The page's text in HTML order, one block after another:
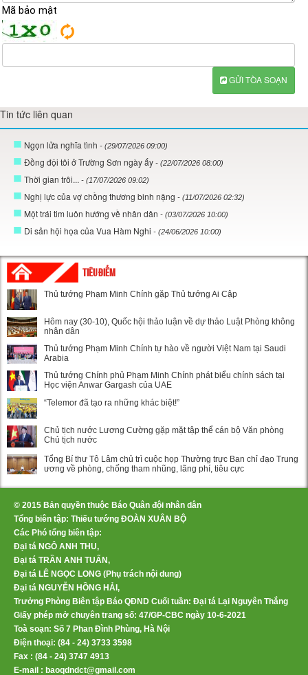
Mã bảo mật
GỬI TÒA SOẠN
Tin tức liên quan
Ngọn lửa nghĩa tình - (29/07/2026 09:00)
Đồng đội tôi ở Trường Sơn ngày ấy - (22/07/2026 08:00)
Thời gian trôi... - (17/07/2026 09:02)
Nghị lực của vợ chồng thương binh nặng - (11/07/2026 02:32)
Một trái tim luôn hướng về nhân dân - (03/07/2026 10:00)
Di sản hội họa của Vua Hàm Nghi - (24/06/2026 10:00)
TIÊU ĐIỂM
Thủ tướng Phạm Minh Chính gặp Thủ tướng Ai Cập
Hôm nay (30-10), Quốc hội thảo luận về dự thảo Luật Phòng không
nhân dân
Thủ tướng Phạm Minh Chính tự hào về người Việt Nam tại Saudi
Arabia
Thủ tướng Chính phủ Phạm Minh Chính phát biểu chính sách tại
Học viện Anwar Gargash của UAE
“Telemor đã tạo ra những khác biệt!”
Chủ tịch nước Lương Cường gặp mặt tập thể cán bộ Văn phòng
Chủ tịch nước
Tổng Bí thư Tô Lâm chủ trì cuộc họp Thường trực Ban chỉ đạo Trung
ương về phòng, chống tham nhũng, lãng phí, tiêu cực
© 2015 Bản quyền thuộc Báo Quân đội nhân dân
Tổng biên tập: Thiếu tướng ĐOÀN XUÂN BỘ
Các Phó tổng biên tập:
Đại tá NGÔ ANH THU,
Đại tá TRẦN ANH TUẤN,
Đại tá LÊ NGỌC LONG (Phụ trách nội dung)
Đại tá NGUYỄN HỒNG HẢI,
Trưởng Phòng Biên tập Báo QĐND Cuối tuần: Đại tá Lại Nguyên Thắng
Giấy phép mở chuyên trang số: 47/GP-CBC ngày 10-6-2021
Toà soạn: Số 7 Phan Đình Phùng, Hà Nội
Điện thoại: (84 - 24) 3733 3598
Fax : (84 - 24) 3747 4913
E-mail : baoqdndct@gmail.com